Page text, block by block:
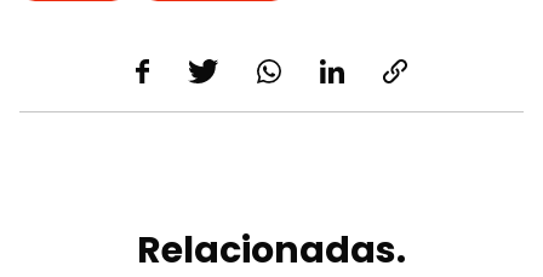
Relacionadas.